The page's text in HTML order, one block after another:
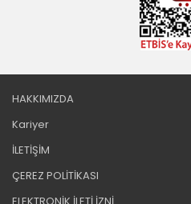
HAKKIMIZDA
Kariyer
İLETİŞİM
ÇEREZ POLİTİKASI